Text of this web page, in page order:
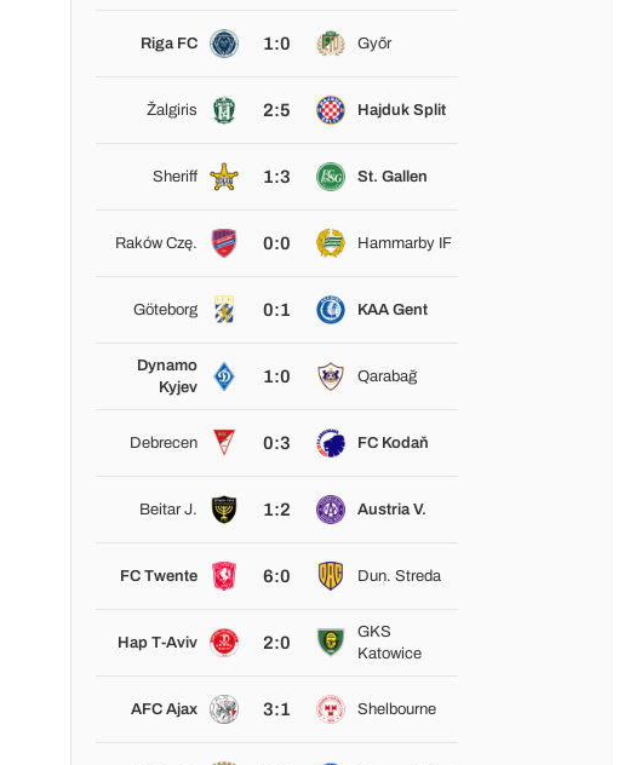
Riga FC 1:0 Győr
Žalgiris 2:5 Hajduk Split
Sheriff 1:3 St. Gallen
Raków Czę. 0:0 Hammarby IF
Göteborg 0:1 KAA Gent
Dynamo
Kyjev
1:0 Qarabağ
Debrecen 0:3 FC Kodaň
Beitar J. 1:2 Austria V.
FC Twente 6:0 Dun. Streda
Hap T-Aviv 2:0
GKS
Katowice
AFC Ajax 3:1 Shelbourne